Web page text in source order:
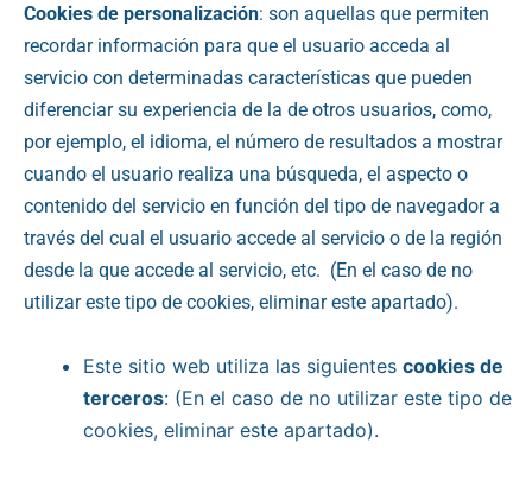
Cookies de personalización: son aquellas que permiten
recordar información para que el usuario acceda al
servicio con determinadas características que pueden
diferenciar su experiencia de la de otros usuarios, como,
por ejemplo, el idioma, el número de resultados a mostrar
cuando el usuario realiza una búsqueda, el aspecto o
contenido del servicio en función del tipo de navegador a
través del cual el usuario accede al servicio o de la región
desde la que accede al servicio, etc. (En el caso de no
utilizar este tipo de cookies, eliminar este apartado).
Este sitio web utiliza las siguientes cookies de
terceros: (En el caso de no utilizar este tipo de
cookies, eliminar este apartado).